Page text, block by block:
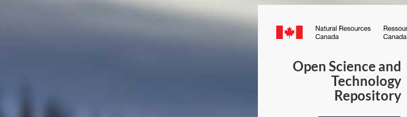
Canada.ca
Open Science and
Technology
Repository